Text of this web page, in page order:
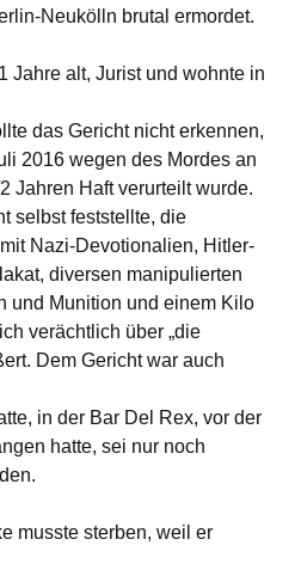
Neukölln brutal ermordet.
Jahre alt, Jurist und wohnte in
das Gericht nicht erkennen,
2016 wegen des Mordes an
Jahren Haft verurteilt wurde.
selbst feststellte, die
Nazi-Devotionalien, Hitler-
diversen manipulierten
und Munition und einem Kilo
verächtlich über „die
Dem Gericht war auch
in der Bar Del Rex, vor der
hatte, sei nur noch
musste sterben, weil er